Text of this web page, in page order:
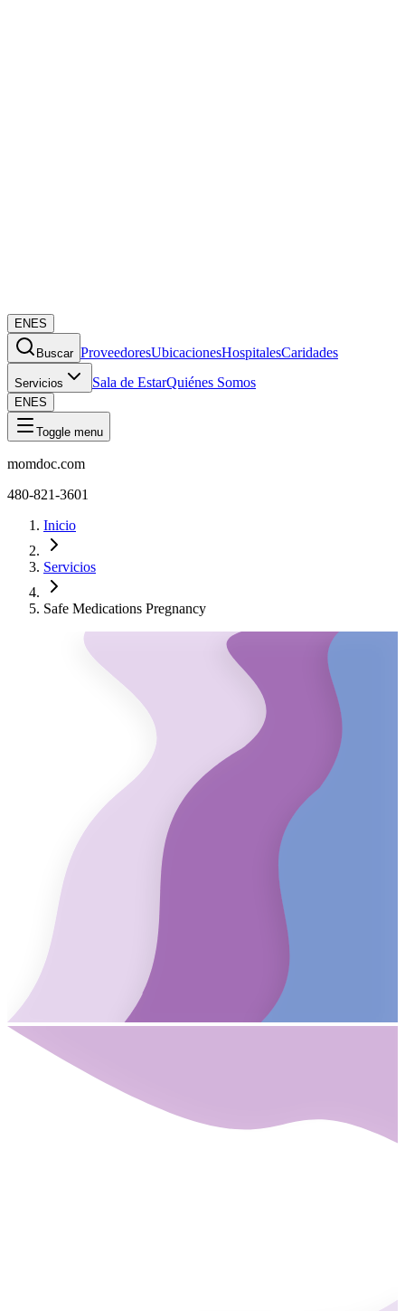
EN ES
Buscar ProveedoresUbicacionesHospitalesCaridades
Servicios Sala de EstarQuiénes Somos
EN ES
Toggle menu
momdoc.com
480-821-3601
Inicio
Servicios
Safe Medications Pregnancy